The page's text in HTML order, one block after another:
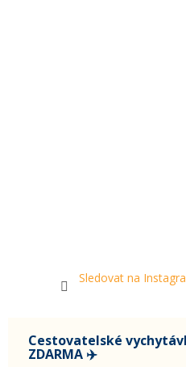
Sledovat na
Cestovatelské
ZDARMA ✈️